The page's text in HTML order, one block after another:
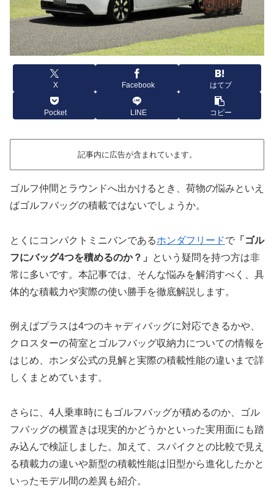
X Facebook はてブ
Pocket LINE コピー
記事内に広告が含まれています。
ゴルフ仲間とラウンドへ出かけるとき、荷物の悩みといえ
ばゴルフバッグの積載ではないでしょうか。
とくにコンパクトミニバンであるホンダフリードで 「ゴル
フにバッグ4つを積めるのか？」
という疑問を持つ方は非
常に多いです。本記事では、そんな悩みを解消すべく、具
体的な積載力や実際の使い勝手を徹底解説します。
例えばプラスは4つのキャディバッグに対応できるかや、
クロスターの荷室とゴルフバッグ収納力についての情報を
はじめ、ホンダ公式の見解と実際の積載性能の違いまで詳
しくまとめています。
さらに、4人乗車時にもゴルフバッグが積めるのか、ゴル
フバッグの横置きは現実的かどうかといった実用面にも踏
み込んで検証しました。加えて、スパイクとの比較で見え
る積載力の違いや新型の積載性能は旧型から進化したかと
いったモデル間の差異も紹介。